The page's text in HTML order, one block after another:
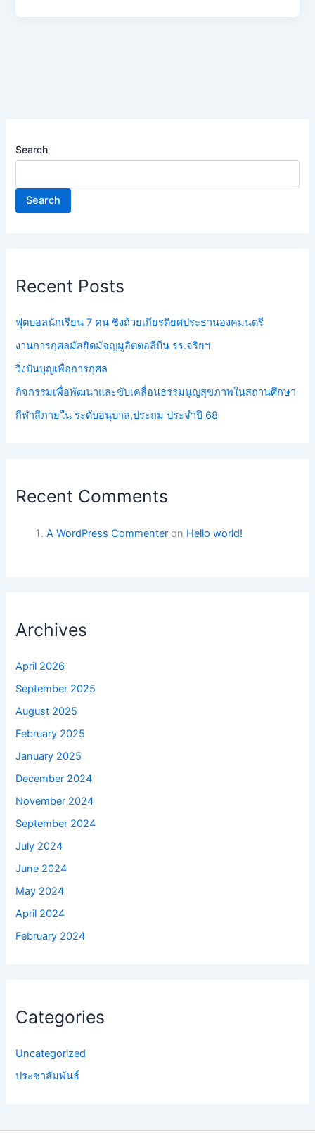
Search
Search
Recent Posts
ฟุตบอลนักเรียน 7 คน ชิงถ้วยเกียรติยศประธานองคมนตรี
งานการกุศลมัสยิดมัจญมูอิตตอลีบีน รร.จริยฯ
วิ่งปันบุญเพื่อการกุศล
กิจกรรมเพื่อพัฒนาและขับเคลื่อนธรรมนูญสุขภาพในสถานศึกษา
กีฬาสีภายใน ระดับอนุบาล,ประถม ประจำปี 68
Recent Comments
A WordPress Commenter on Hello world!
Archives
April 2026
September 2025
August 2025
February 2025
January 2025
December 2024
November 2024
September 2024
July 2024
June 2024
May 2024
April 2024
February 2024
Categories
Uncategorized
ประชาสัมพันธ์